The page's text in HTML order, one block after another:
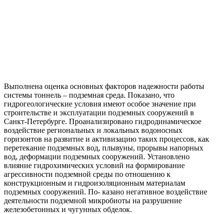
Выполнена оценка основных факторов надежности работы
системы тоннель – подземная среда. Показано, что
гидрогеологические условия имеют особое значение при
строительстве и эксплуатации подземных сооружений в
Санкт-Петербурге. Проанализировано гидродинамическое
воздействие региональных и локальных водоносных
горизонтов на развитие и активизацию таких процессов, как
перетекание подземных вод, плывуны, прорывы напорных
вод, деформации подземных сооружений. Установлено
влияние гидрохимических условий на формирование
агрессивности подземной среды по отношению к
конструкционным и гидроизоляционным материалам
подземных сооружений. По- казано негативное воздействие
деятельности подземной микробиоты на разрушение
железобетонных и чугунных обделок.